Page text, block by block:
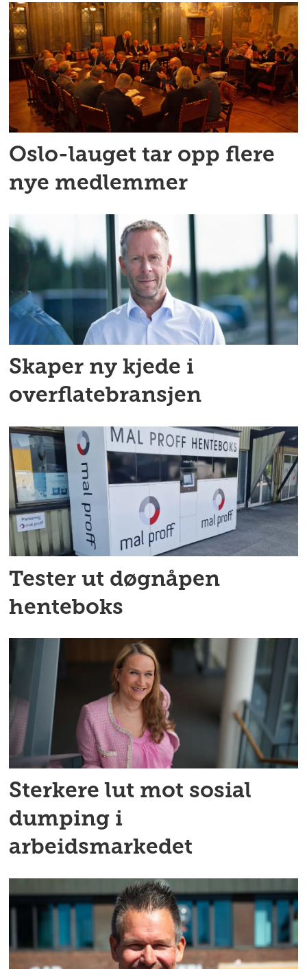
Oslo-lauget tar opp flere
nye medlemmer
Skaper ny kjede i
overflatebransjen
Tester ut døgnåpen
henteboks
Sterkere lut mot sosial
dumping i
arbeidsmarkedet